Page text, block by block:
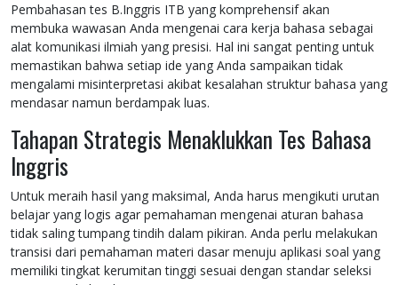
Pembahasan tes B.Inggris ITB yang komprehensif akan
membuka wawasan Anda mengenai cara kerja bahasa sebagai
alat komunikasi ilmiah yang presisi. Hal ini sangat penting untuk
memastikan bahwa setiap ide yang Anda sampaikan tidak
mengalami misinterpretasi akibat kesalahan struktur bahasa yang
mendasar namun berdampak luas.
Tahapan Strategis Menaklukkan Tes Bahasa
Inggris
Untuk meraih hasil yang maksimal, Anda harus mengikuti urutan
belajar yang logis agar pemahaman mengenai aturan bahasa
tidak saling tumpang tindih dalam pikiran. Anda perlu melakukan
transisi dari pemahaman materi dasar menuju aplikasi soal yang
memiliki tingkat kerumitan tinggi sesuai dengan standar seleksi